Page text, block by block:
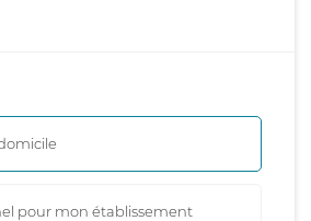
pour mon établissement